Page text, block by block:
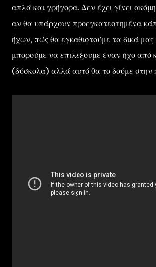
απλά και γρήγορα. Δεν έχει γίνει
αν θα υπάρχουν προεγκατεστημένα
ήχων, πώς θα εγκαθιστούμε τα δικά μας
μπορούμε να επιλέξουμε έναν ήχο από
(δύσκολα) αλλά αυτό θα το δούμε στην